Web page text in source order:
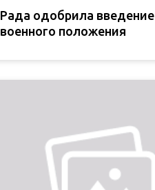
Рада одобрила введение
военного положения